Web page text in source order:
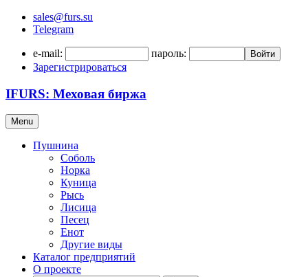
sales@furs.su
Telegram
e-mail: пароль: Войти
Зарегистрироваться
IFURS: Меховая биржа
Menu
Пушнина
Соболь
Норка
Куница
Рысь
Лисица
Песец
Енот
Другие виды
Каталог предприятий
О проекте